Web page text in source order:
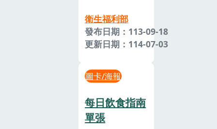
衛生福利部
發布日期：113-09-18
更新日期：114-07-03
圖卡/海報
每日飲食指南
單張